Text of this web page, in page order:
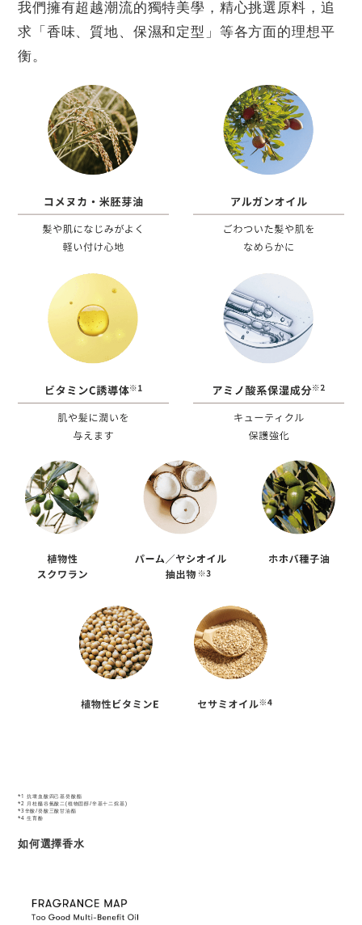
我們擁有超越潮流的獨特美學，精心挑選原料，追
求「香味、質地、保濕和定型」等各方面的理想平
衡。
*1 抗壞血酸四己基癸酸酯
*2 月桂醯谷氨酸二(植物固醇/辛基十二烷基)
*3辛酸/癸酸三酸甘油酯
*4 生育酚
如何選擇香水